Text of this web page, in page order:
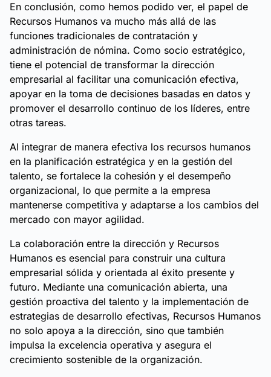
En conclusión, como hemos podido ver, el papel de
Recursos Humanos va mucho más allá de las
funciones tradicionales de contratación y
administración de nómina. Como socio estratégico,
tiene el potencial de transformar la dirección
empresarial al facilitar una comunicación efectiva,
apoyar en la toma de decisiones basadas en datos y
promover el desarrollo continuo de los líderes, entre
otras tareas.
Al integrar de manera efectiva los recursos humanos
en la planificación estratégica y en la gestión del
talento, se fortalece la cohesión y el desempeño
organizacional, lo que permite a la empresa
mantenerse competitiva y adaptarse a los cambios del
mercado con mayor agilidad.
La colaboración entre la dirección y Recursos
Humanos es esencial para construir una cultura
empresarial sólida y orientada al éxito presente y
futuro. Mediante una comunicación abierta, una
gestión proactiva del talento y la implementación de
estrategias de desarrollo efectivas, Recursos Humanos
no solo apoya a la dirección, sino que también
impulsa la excelencia operativa y asegura el
crecimiento sostenible de la organización.